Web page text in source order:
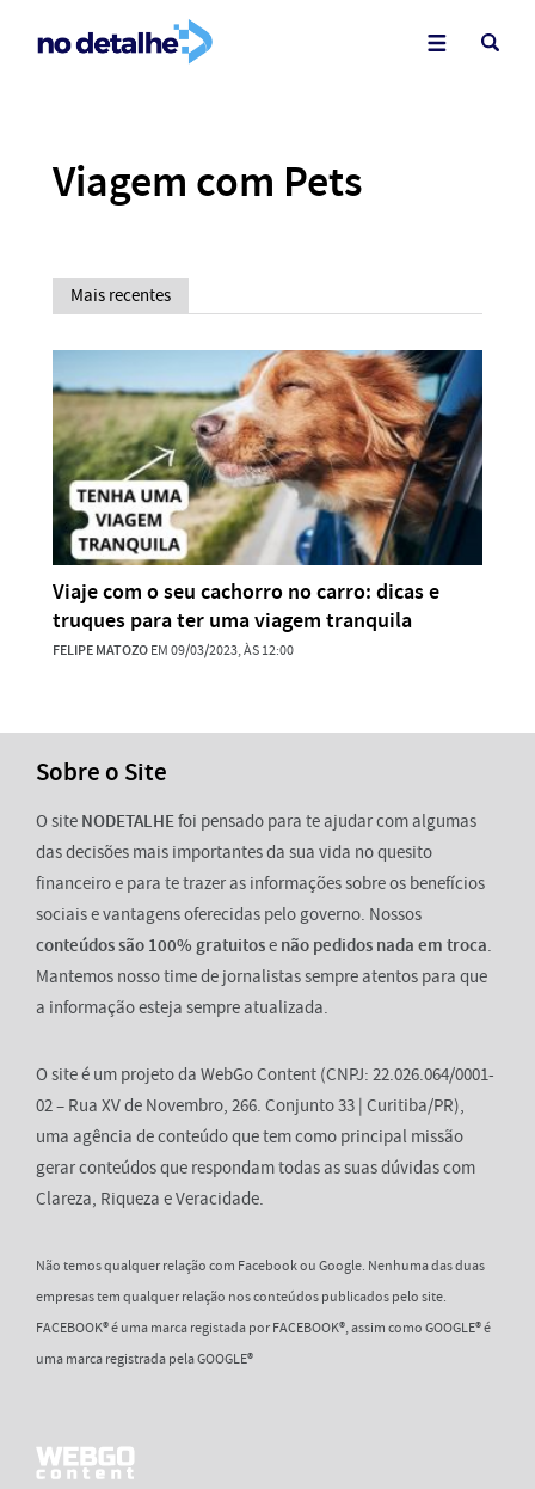
Viagem com Pets
Mais recentes
Viaje com o seu cachorro no carro: dicas e
truques para ter uma viagem tranquila
FELIPE MATOZOEM 09/03/2023, ÀS 12:00
Sobre o Site
O site NODETALHEfoi pensado para te ajudar com algumas
das decisões mais importantes da sua vida no quesito
financeiro e para te trazer as informações sobre os benefícios
sociais e vantagens oferecidas pelo governo. Nossos
conteúdos são 100% gratuitose não pedidos nada em troca.
Mantemos nosso time de jornalistas sempre atentos para que
a informação esteja sempre atualizada.
O site é um projeto da WebGo Content (CNPJ: 22.026.064/0001-
02 – Rua XV de Novembro, 266. Conjunto 33 | Curitiba/PR),
uma agência de conteúdo que tem como principal missão
gerar conteúdos que respondam todas as suas dúvidas com
Clareza, Riqueza e Veracidade.
Não temos qualquer relação com Facebook ou Google. Nenhuma das duas
empresas tem qualquer relação nos conteúdos publicados pelo site.
FACEBOOK® é uma marca registada por FACEBOOK®, assim como GOOGLE® é
uma marca registrada pela GOOGLE®